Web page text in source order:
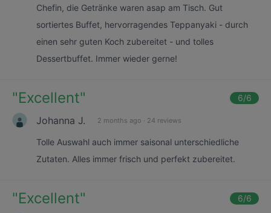
Chefin, die Getränke waren asap am Tisch. Gut
sortiertes Buffet, hervorragendes Teppanyaki - durch
einen sehr guten Koch zubereitet - und tolles
Dessertbuffet. Immer wieder gerne!
"Excellent" 6/6
Johanna J. 2 months ago · 24 reviews
Tolle Auswahl auch immer saisonal unterschiedliche
Zutaten. Alles immer frisch und perfekt zubereitet.
"Excellent" 6/6